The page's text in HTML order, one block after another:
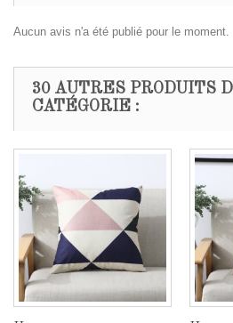
Aucun avis n'a été publié pour le moment.
30 AUTRES PRODUITS
CATÉGORIE :